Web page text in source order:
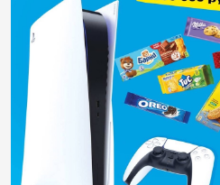
Версия для
8 (3012) 411-099
Телефон доверия